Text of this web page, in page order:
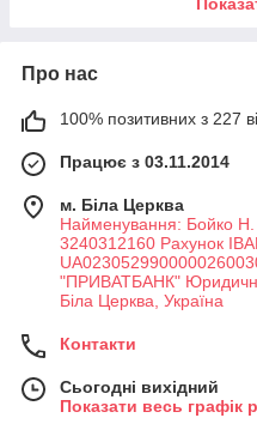
Про нас
100% позитивних з 227
Працює з 03.11.2014
м. Біла Церква
Найменування: Бойко
3240312160 Рахунок
"ПРИВАТБАНК"
Біла Церква, Україна
Контакти
Сьогодні вихідний
Показати весь графік